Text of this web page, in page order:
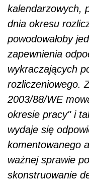
kalendarzowych,
dnia okresu
powodowałoby
zapewnienia
wykraczających
rozliczeniowego.
2003/88/WE
okresie pracy" i
wydaje się
komentowanego
ważnej sprawie
skonstruowanie